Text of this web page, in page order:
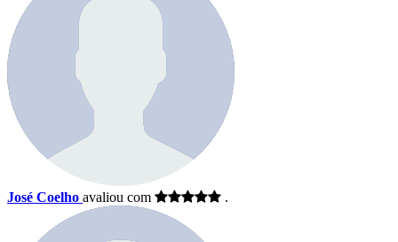
José Coelho avaliou com .